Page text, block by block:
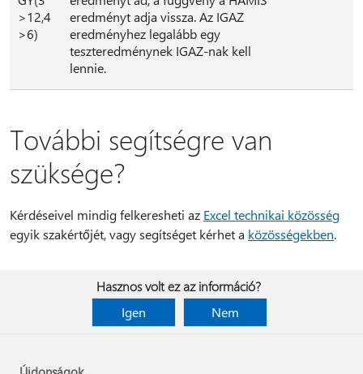
>12,4
>6)
eredményt adja vissza. Az IGAZ
eredményhez legalább egy
teszteredménynek IGAZ-nak kell
lennie.
További segítségre van
szüksége?
Kérdéseivel mindig felkeresheti az Excel technikai közösség
egyik szakértőjét, vagy segítséget kérhet a közösségekben.
Hasznos volt ez az információ?
Igen
Nem